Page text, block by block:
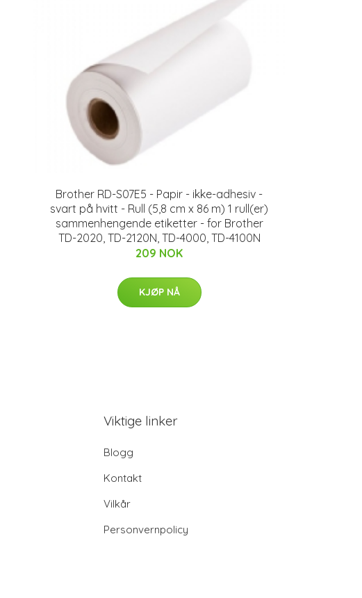
Brother RD-S07E5 - Papir - ikke-adhesiv -
svart på hvitt - Rull (5,8 cm x 86 m) 1 rull(er)
sammenhengende etiketter - for Brother
TD-2020, TD-2120N, TD-4000, TD-4100N
209 NOK
KJØP NÅ
Viktige linker
Blogg
Kontakt
Vilkår
Personvernpolicy